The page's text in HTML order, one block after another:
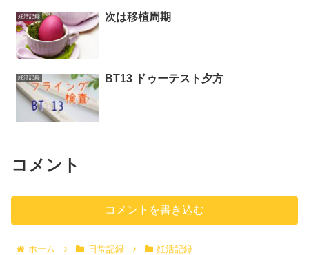
妊活記録 次は移植周期
妊活記録 BT13 ドゥーテスト夕方
コメント
コメントを書き込む
ホーム 日常記録 妊活記録